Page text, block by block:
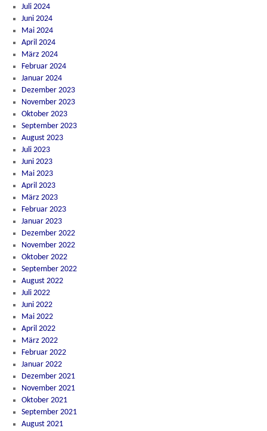
Juli 2024
Juni 2024
Mai 2024
April 2024
März 2024
Februar 2024
Januar 2024
Dezember 2023
November 2023
Oktober 2023
September 2023
August 2023
Juli 2023
Juni 2023
Mai 2023
April 2023
März 2023
Februar 2023
Januar 2023
Dezember 2022
November 2022
Oktober 2022
September 2022
August 2022
Juli 2022
Juni 2022
Mai 2022
April 2022
März 2022
Februar 2022
Januar 2022
Dezember 2021
November 2021
Oktober 2021
September 2021
August 2021